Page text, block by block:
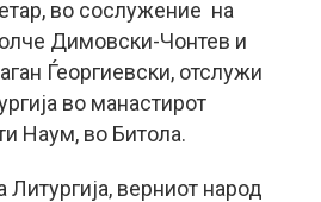
во сослужение на
Димовски-Чонтев и
Ѓеоргиевски, отслужи
во манастирот
Наум, во Битола.
верниот народ